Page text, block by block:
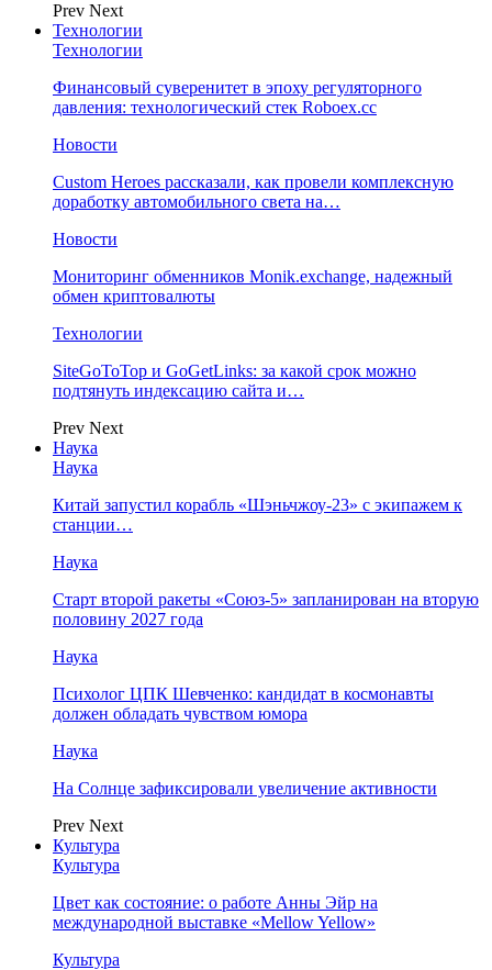
Prev Next
Технологии
Технологии
Финансовый суверенитет в эпоху регуляторного
давления: технологический стек Roboex.cc
Новости
Custom Heroes рассказали, как провели комплексную
доработку автомобильного света на…
Новости
Мониторинг обменников Monik.exchange, надежный
обмен криптовалюты
Технологии
SiteGoToTop и GoGetLinks: за какой срок можно
подтянуть индексацию сайта и…
Prev Next
Наука
Наука
Китай запустил корабль «Шэньчжоу-23» с экипажем к
станции…
Наука
Старт второй ракеты «Союз-5» запланирован на вторую
половину 2027 года
Наука
Психолог ЦПК Шевченко: кандидат в космонавты
должен обладать чувством юмора
Наука
На Солнце зафиксировали увеличение активности
Prev Next
Культура
Культура
Цвет как состояние: о работе Анны Эйр на
международной выставке «Mellow Yellow»
Культура